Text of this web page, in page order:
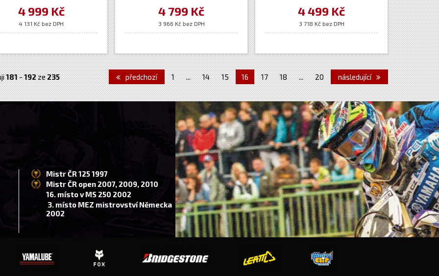
+ Yamaha
4 999 Kč
4 131 Kč bez DPH
4 799 Kč
3 966 Kč bez DPH
4 499 Kč
3 718 Kč bez DPH
181-192ze235 předchozí 1 ... 14 15 16 17 18 ... 20 následující
Mistr ČR 125 1997
Mistr ČR open 2007, 2009, 2010
16. místo v MS 250 2002
3. místo MEZ mistrovství Německa
2002